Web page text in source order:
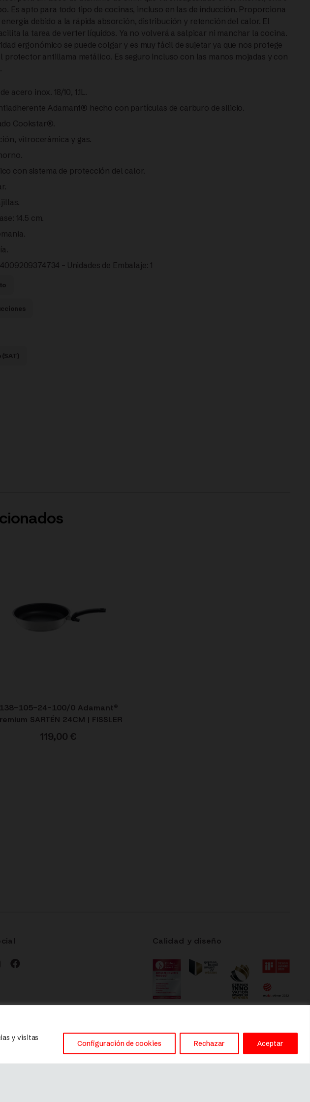
y visitas
Configuración de cookies Rechazar Aceptar
Es apto para todo tipo de cocinas, incluso en las de inducción. Proporciona
debido a la rápida absorción, distribución y retención del calor. El
la tarea de verter líquidos. Ya no volverá a salpicar ni manchar la cocina.
ergonómico se puede colgar y es muy fácil de sujetar ya que nos protege
protector antillama metálico. Es seguro incluso con las manos mojadas y con
acero inox. 18/10, 1.1L.
Adamant® hecho con partículas de carburo de silicio.
Cookstar®.
vitrocerámica y gas.
con sistema de protección del calor.
14.5 cm.
– Unidades de Embalaje: 1
138-105-24-100/0 Adamant®
SARTÉN 24CM | FISSLER
119,00 €
Calidad y diseño